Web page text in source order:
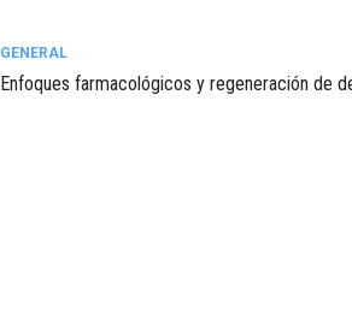
GENERAL
Enfoques farmacológicos y regeneración de